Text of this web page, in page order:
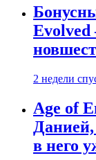
Evolved
2 недели
Age of
в него